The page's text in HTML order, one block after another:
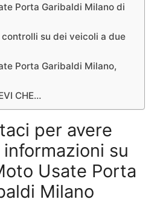
Porta Garibaldi Milano di
su dei veicoli a due
Porta Garibaldi Milano,
CHE…
per avere
su
Usate Porta
Milano